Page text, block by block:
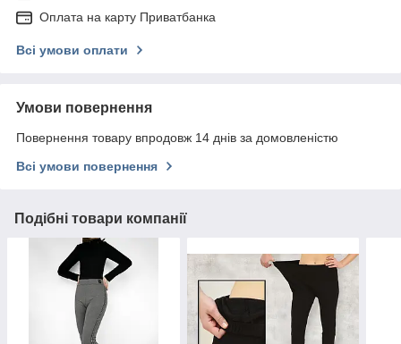
Оплата на карту Приватбанка
Всі умови оплати
Умови повернення
Повернення товару впродовж 14 днів за домовленістю
Всі умови повернення
Подібні товари компанії